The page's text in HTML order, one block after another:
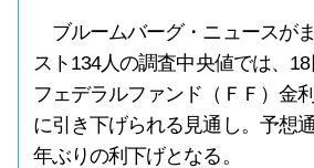
ブルームバーグ・ニュースが
スト134人の調査中央値では、
フェデラルファンド（ＦＦ）金
に引き下げられる見通し。予想
年ぶりの利下げとなる。